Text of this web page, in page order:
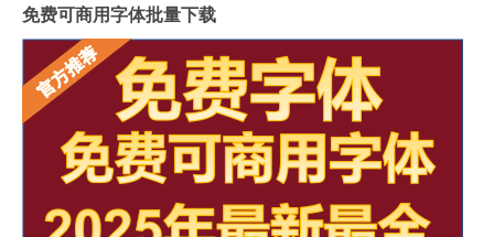
免费可商用字体批量下载